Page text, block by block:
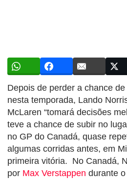
Depois de perder a chance
nesta temporada, Lando
McLaren “tomará decisões
teve a chance de subir no
no GP do Canadá, quase
algumas corridas antes, em
primeira vitória. No Canadá,
por Max Verstappen durante